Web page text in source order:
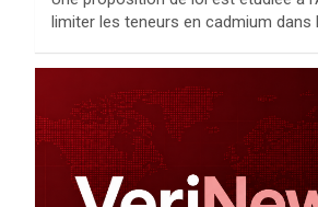
limiter les teneurs en cadmium dans